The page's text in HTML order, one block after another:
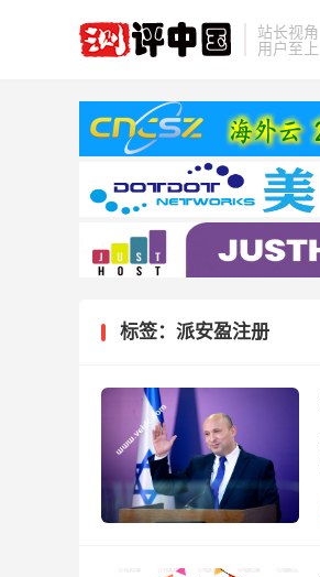
站长视角
用户至上
标签：派安盈注册